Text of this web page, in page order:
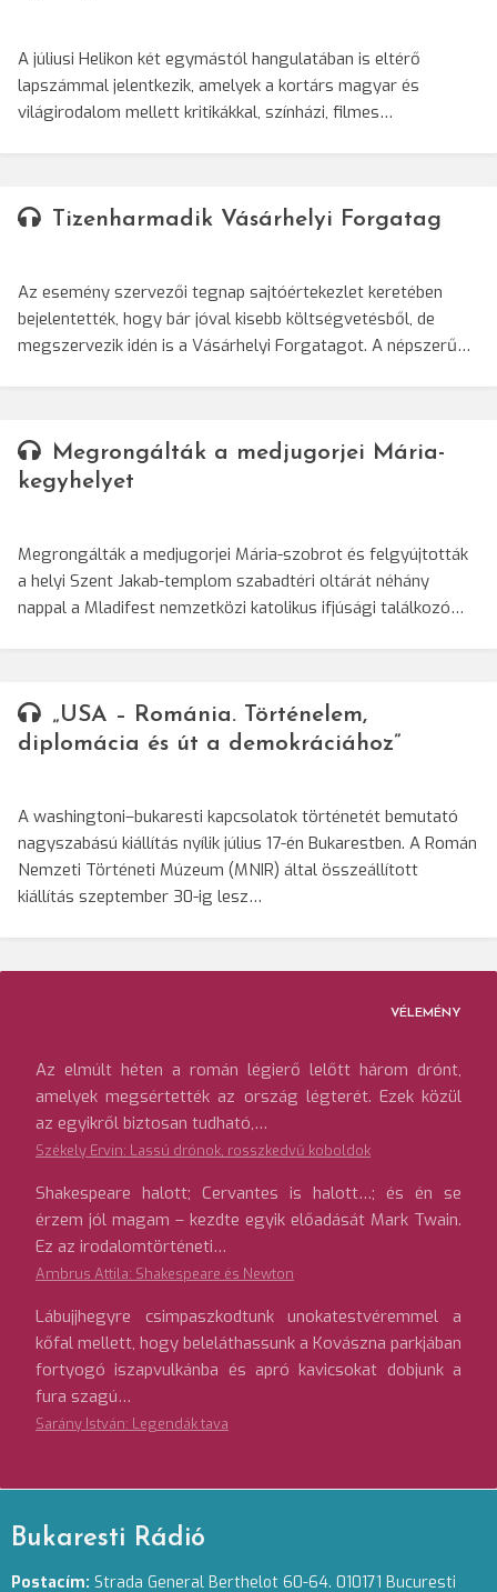
A júliusi Helikon két egymástól hangulatában is eltérő
lapszámmal jelentkezik, amelyek a kortárs magyar és
világirodalom mellett kritikákkal, színházi, filmes…
Tizenharmadik Vásárhelyi Forgatag
Az esemény szervezői tegnap sajtóértekezlet keretében
bejelentették, hogy bár jóval kisebb költségvetésből, de
megszervezik idén is a Vásárhelyi Forgatagot. A népszerű…
Megrongálták a medjugorjei Mária-
kegyhelyet
Megrongálták a medjugorjei Mária-szobrot és felgyújtották
a helyi Szent Jakab-templom szabadtéri oltárát néhány
nappal a Mladifest nemzetközi katolikus ifjúsági találkozó…
„USA – Románia. Történelem,
diplomácia és út a demokráciához”
A washingtoni–bukaresti kapcsolatok történetét bemutató
nagyszabású kiállítás nyílik július 17-én Bukarestben. A Román
Nemzeti Történeti Múzeum (MNIR) által összeállított
kiállítás szeptember 30-ig lesz…
VÉLEMÉNY
Az elmúlt héten a román légierő lelőtt három drónt,
amelyek megsértették az ország légterét. Ezek közül
az egyikről biztosan tudható,…
Székely Ervin: Lassú drónok, rosszkedvű koboldok
Shakespeare halott; Cervantes is halott…; és én se
érzem jól magam – kezdte egyik előadását Mark Twain.
Ez az irodalomtörténeti…
Ambrus Attila: Shakespeare és Newton
Lábujjhegyre csimpaszkodtunk unokatestvéremmel a
kőfal mellett, hogy beleláthassunk a Kovászna parkjában
fortyogó iszapvulkánba és apró kavicsokat dobjunk a
fura szagú…
Sarány István: Legendák tava
Bukaresti Rádió
Postacím: Strada General Berthelot 60-64. 010171 Bucuresti